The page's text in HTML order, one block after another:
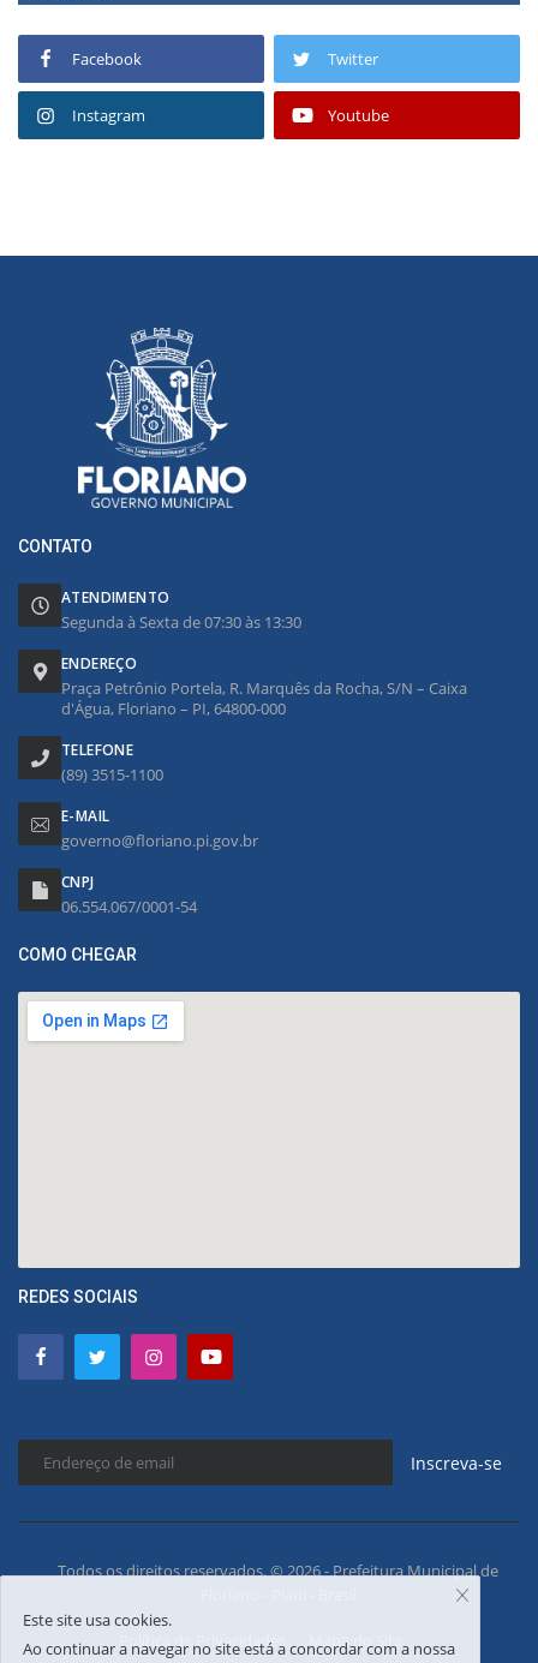
Facebook Twitter
Instagram Youtube
CONTATO
ATENDIMENTO
Segunda à Sexta de 07:30 às 13:30
ENDEREÇO
Praça Petrônio Portela, R. Marquês da Rocha, S/N – Caixa
d'Água, Floriano – PI, 64800-000
TELEFONE
(89) 3515-1100
E-MAIL
governo@floriano.pi.gov.br
CNPJ
06.554.067/0001-54
COMO CHEGAR
REDES SOCIAIS
Inscreva-se
Todos os direitos reservados. © 2026 - Prefeitura Municipal de
Política de Privacidades Mapa do Site
Este site usa cookies.
Ao continuar a navegar no site está a concordar com a nossa